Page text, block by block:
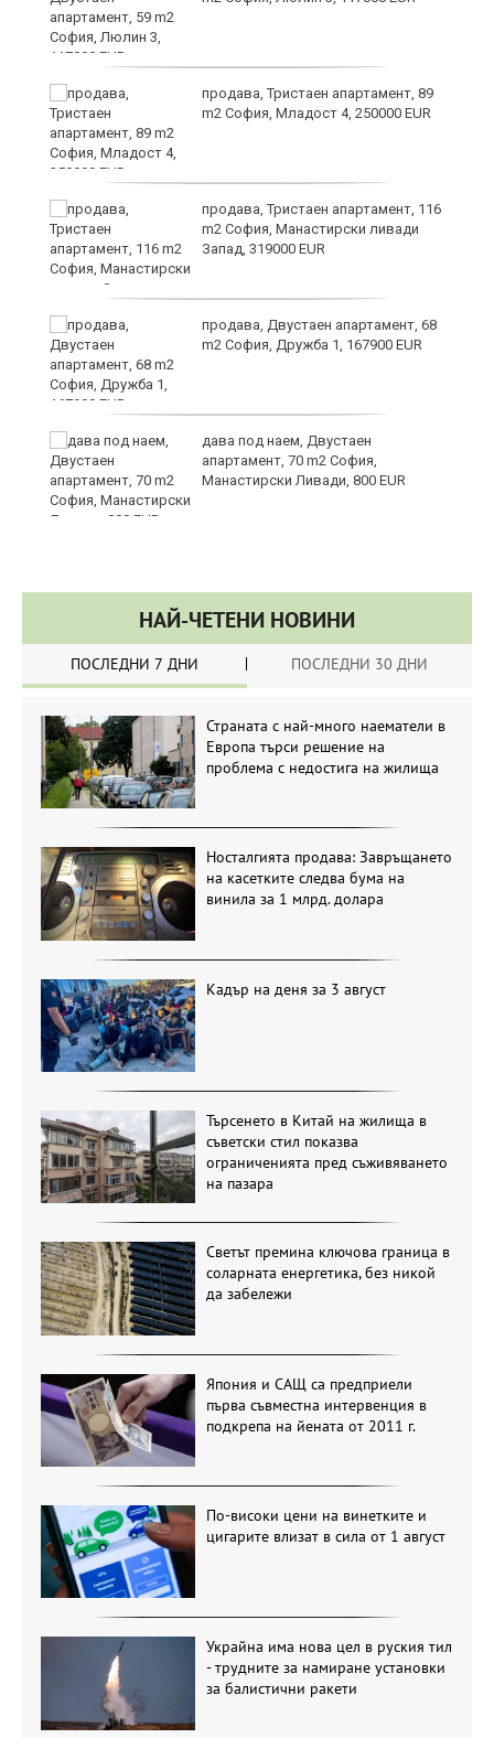
продава, Тристаен апартамент, 89
m2 София, Младост 4, 250000 EUR
продава, Тристаен апартамент, 116
m2 София, Манастирски ливади
Запад, 319000 EUR
продава, Двустаен апартамент, 68
m2 София, Дружба 1, 167900 EUR
дава под наем, Двустаен
апартамент, 70 m2 София,
Манастирски Ливади, 800 EUR
НАЙ-ЧЕТЕНИ НОВИНИ
ПОСЛЕДНИ 7 ДНИ ПОСЛЕДНИ 30 ДНИ
Страната с най-много наематели в
Европа търси решение на
проблема с недостига на жилища
Носталгията продава: Завръщането
на касетките следва бума на
винила за 1 млрд. долара
Кадър на деня за 3 август
Търсенето в Китай на жилища в
съветски стил показва
ограниченията пред съживяването
на пазара
Светът премина ключова граница в
соларната енергетика, без никой
да забележи
Япония и САЩ са предприели
първа съвместна интервенция в
подкрепа на йената от 2011 г.
По-високи цени на винетките и
цигарите влизат в сила от 1 август
Украйна има нова цел в руския тил
- трудните за намиране установки
за балистични ракети